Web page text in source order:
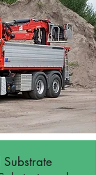
Substrate